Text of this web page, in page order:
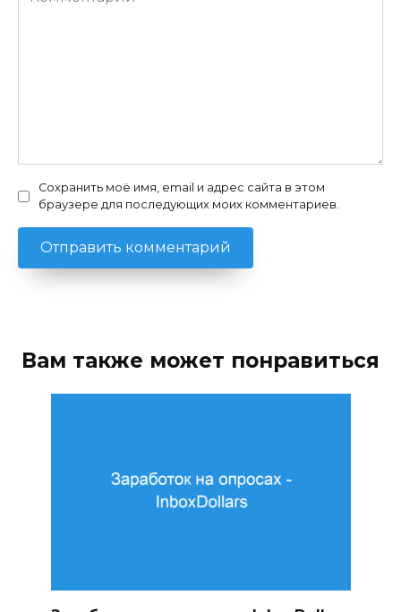
Сохранить моё имя, email и адрес сайта в этом
браузере для последующих моих комментариев.
Вам также может понравиться